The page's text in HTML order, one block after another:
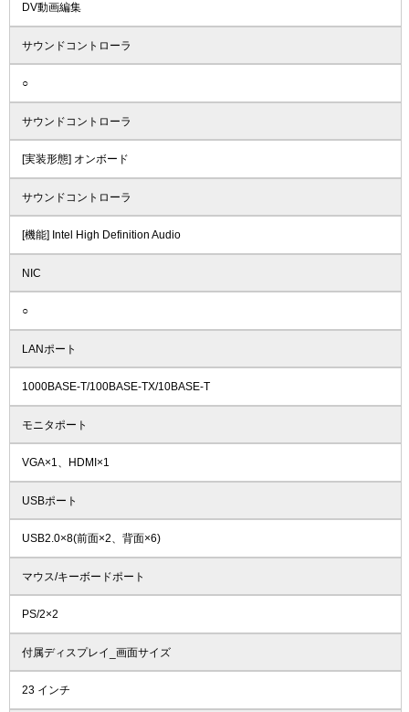
DV動画編集
サウンドコントローラ
○
サウンドコントローラ
[実装形態] オンボード
サウンドコントローラ
[機能] Intel High Definition Audio
NIC
○
LANポート
1000BASE-T/100BASE-TX/10BASE-T
モニタポート
VGA×1、HDMI×1
USBポート
USB2.0×8(前面×2、背面×6)
マウス/キーボードポート
PS/2×2
付属ディスプレイ_画面サイズ
23 インチ